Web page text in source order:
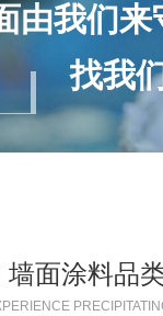
由我们来
找我
墙面涂料品